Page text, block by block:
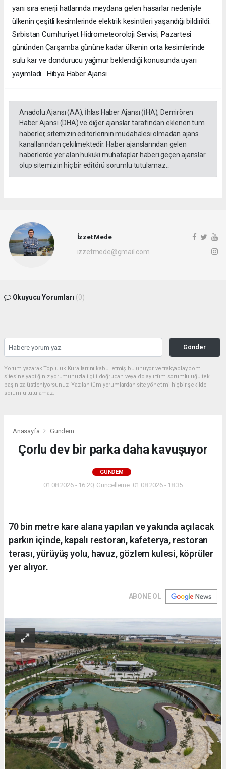
yanı sıra enerji hatlarında meydana gelen hasarlar nedeniyle
ülkenin çeşitli kesimlerinde elektrik kesintileri yaşandığı bildirildi.
Sırbistan Cumhuriyet Hidrometeoroloji Servisi, Pazartesi
gününden Çarşamba gününe kadar ülkenin orta kesimlerinde
sulu kar ve dondurucu yağmur beklendiği konusunda uyarı
yayımladı. Hibya Haber Ajansı
Anadolu Ajansı (AA), İhlas Haber Ajansı (İHA), Demirören
Haber Ajansı (DHA) ve diğer ajanslar tarafından eklenen tüm
haberler, sitemizin editörlerinin müdahalesi olmadan ajans
kanallarından çekilmektedir. Haber ajanslarından gelen
haberlerde yer alan hukuki muhataplar haberi geçen ajanslar
olup sitemizin hiç bir editörü sorumlu tutulamaz...
İzzet Mede
izzetmede@gmail.com
Okuyucu Yorumları (0)
Gönder
Yorum yazarak Topluluk Kuralları’nı kabul etmiş bulunuyor ve trakyaolay.com
sitesine yaptığınız yorumunuzla ilgili doğrudan veya dolaylı tüm sorumluluğu tek
başınıza üstleniyorsunuz. Yazılan tüm yorumlardan site yönetimi hiçbir şekilde
sorumlu tutulamaz.
Anasayfa Gündem
Çorlu dev bir parka daha kavuşuyor
GÜNDEM
01.08.2026 - 16:20, Güncelleme: 01.08.2026 - 18:35
70 bin metre kare alana yapılan ve yakında açılacak
parkın içinde, kapalı restoran, kafeterya, restoran
terası, yürüyüş yolu, havuz, gözlem kulesi, köprüler
yer alıyor.
ABONE OL